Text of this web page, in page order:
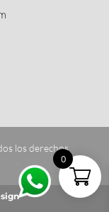
los derechos
0